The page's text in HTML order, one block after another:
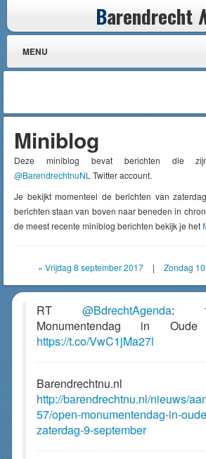
Barendrecht
MENU
Miniblog
Deze miniblog bevat berichten die
@BarendrechtnuNL Twitter account.
Je bekijkt momenteel de berichten van
berichten staan van boven naar beneden in
de meest recente miniblog berichten bekijk je het
« Vrijdag 8 september 2017 | Zondag
RT @BdrechtAgenda:
Monumentendag in
https://t.co/VwC1jMa27l
Barendrechtnu.nl
http://barendrechtnu.nl/nieuws/
57/open-monumentendag-in-
zaterdag-9-september